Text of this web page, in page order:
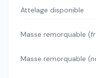
Attelage disponible
Masse remorquable
Masse remorquable